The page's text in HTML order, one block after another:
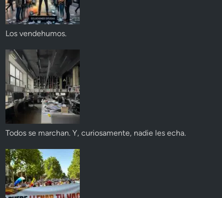
Los vendehumos.
Todos se marchan. Y, curiosamente, nadie les echa.